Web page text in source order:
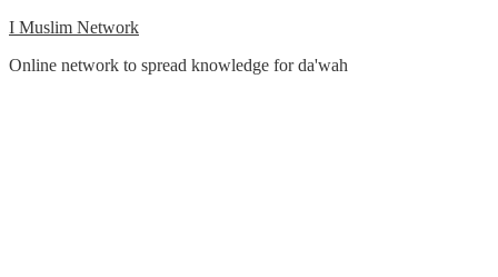
Skip
content
I Muslim Network
Online network to spread knowledge for da'wah